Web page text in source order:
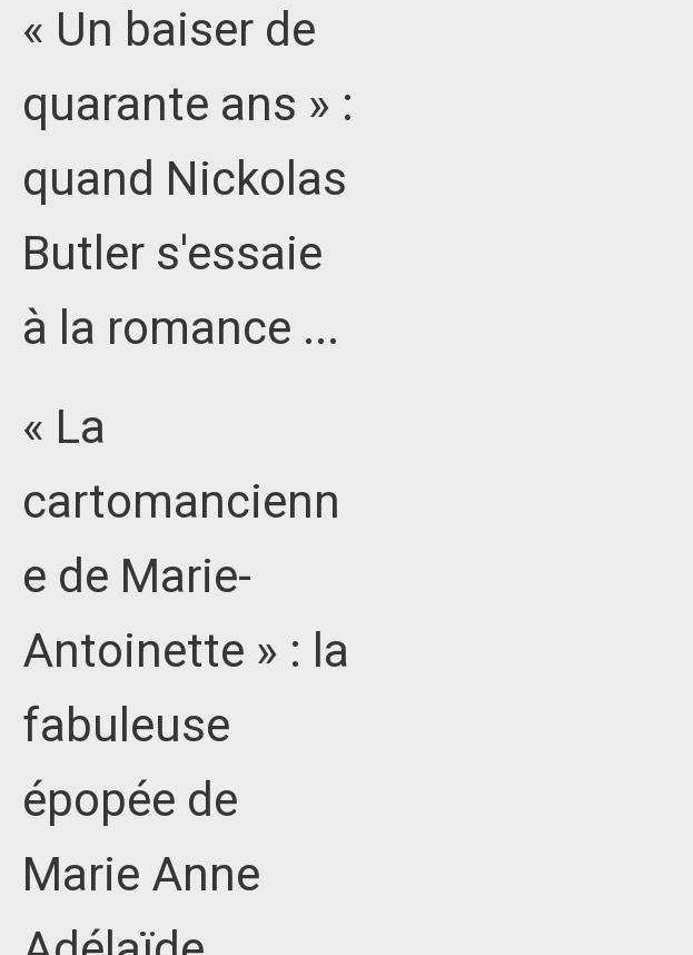
« Un baiser de
quarante ans » :
quand Nickolas
Butler s'essaie
à la romance ...
« La
cartomancienn
e de Marie-
Antoinette » : la
fabuleuse
épopée de
Marie Anne